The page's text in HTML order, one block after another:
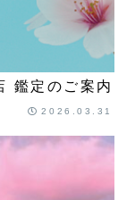
鑑定のご案内
2026.03.31